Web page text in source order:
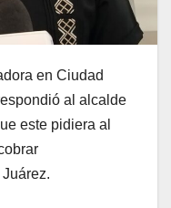
en Ciudad
al alcalde
este pidiera al